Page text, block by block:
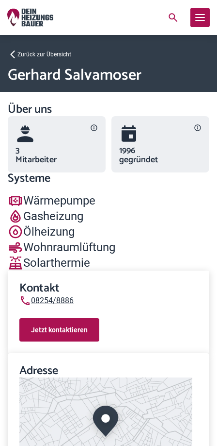
Zurück zur Übersicht
Gerhard Salvamoser
Über uns
3
Mitarbeiter
1996
gegründet
Systeme
Wärmepumpe
Gasheizung
Ölheizung
Wohnraumlüftung
Solarthermie
Kontakt
08254/8886
Jetzt kontaktieren
Adresse